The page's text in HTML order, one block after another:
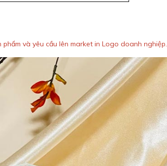
và yêu cầu lên market in Logo doanh nghiệp.